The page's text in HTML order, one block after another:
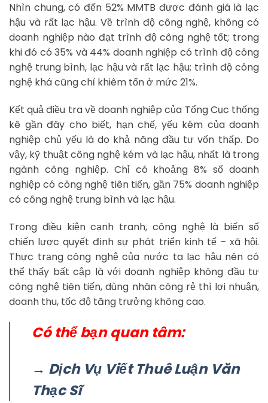
Nhìn chung, có đến 52% MMTB được đánh giá là lạc
hậu và rất lạc hậu. Về trình độ công nghệ, không có
doanh nghiệp nào đạt trình độ công nghệ tốt; trong
khi đó có 35% và 44% doanh nghiệp có trình độ công
nghệ trung bình, lạc hậu và rất lạc hậu; trình độ công
nghệ khá cũng chỉ khiêm tốn ở mức 21%.
Kết quả điều tra về doanh nghiệp của Tổng Cục thống
kê gần đây cho biết, hạn chế, yếu kém của doanh
nghiệp chủ yếu là do khả năng đầu tư vốn thấp. Do
vậy, kỹ thuật công nghệ kém và lạc hậu, nhất là trong
ngành công nghiệp. Chỉ có khoảng 8% số doanh
nghiệp có công nghệ tiên tiến, gần 75% doanh nghiệp
có công nghệ trung bình và lạc hậu.
Trong điều kiện cạnh tranh, công nghệ là biến số
chiến lược quyết định sự phát triển kinh tế – xã hội.
Thực trạng công nghệ của nước ta lạc hậu nên có
thể thấy bất cập là với doanh nghiệp không đầu tư
công nghệ tiên tiến, dùng nhân công rẻ thì lợi nhuận,
doanh thu, tốc độ tăng trưởng không cao.
Có thể bạn quan tâm:
→ Dịch Vụ Viết Thuê Luận Văn
Thạc Sĩ